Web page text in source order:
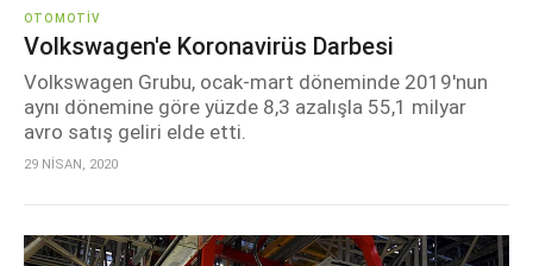
OTOMOTIV
Volkswagen'e Koronavirüs Darbesi
Volkswagen Grubu, ocak-mart döneminde 2019'nun
aynı dönemine göre yüzde 8,3 azalışla 55,1 milyar
avro satış geliri elde etti.
29 NİSAN, 2020